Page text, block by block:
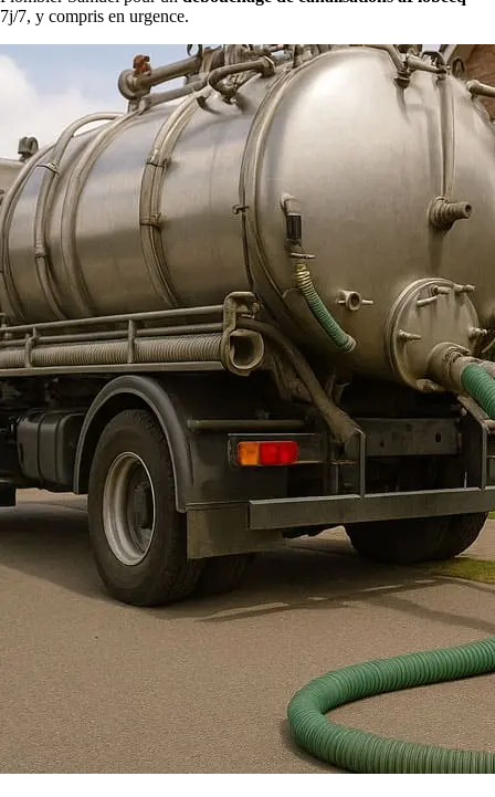
7j/7, y compris en urgence.